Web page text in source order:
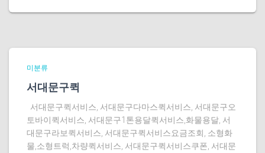
미분류
서대문구퀵
서대문구퀵서비스, 서대문구다마스퀵서비스, 서대문구오
토바이퀵서비스, 서대문구1톤용달퀵서비스,화물용달, 서
대문구라보퀵서비스, 서대문구퀵서비스요금조회, 소형화
물,소형트럭,차량퀵서비스, 서대문구퀵서비스쿠폰, 서대문